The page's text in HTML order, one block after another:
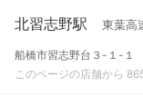
北習志野駅 東葉高
船橋市習志野台３-１-１
このページの店舗から